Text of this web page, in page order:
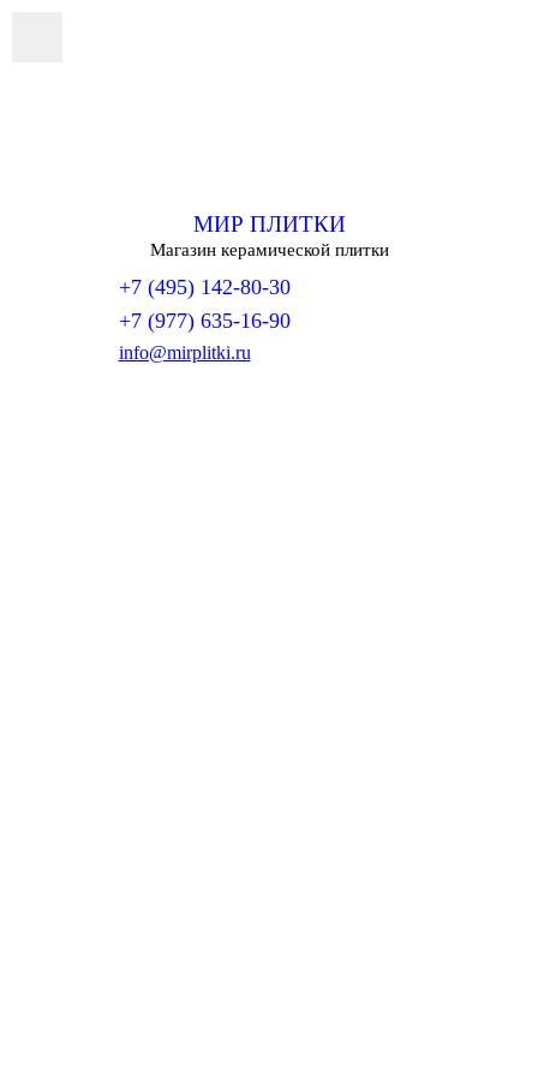
МИР ПЛИТКИ
Магазин керамической плитки
+7 (495) 142-80-30
+7 (977) 635-16-90
info@mirplitki.ru